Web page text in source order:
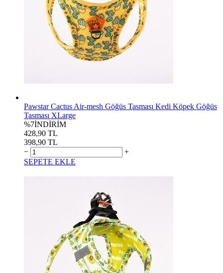
Pawstar Cactus Air-mesh Göğüs Tasması Kedi Köpek Göğüs
Tasması XLarge
%7İNDİRİM
428,90 TL
398,90 TL
−
+
SEPETE EKLE